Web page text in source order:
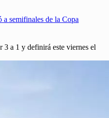
semifinales de la Copa
a 1 y definirá este viernes el